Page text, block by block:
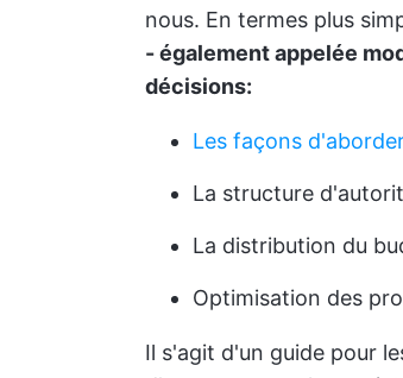
nous. En termes plus
- également appelée
décisions:
Les façons
La structure
La distribution du
Optimisation des
Il s'agit d'un guide pour